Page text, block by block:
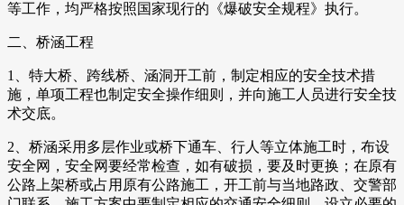
等工作，均严格按照国家现行的《爆破安全规程》执行。
二、桥涵工程
1、特大桥、跨线桥、涵洞开工前，制定相应的安全技术措
施，单项工程也制定安全操作细则，并向施工人员进行安全技
术交底。
2、桥涵采用多层作业或桥下通车、行人等立体施工时，布设
安全网，安全网要经常检查，如有破损，要及时更换；在原有
公路上架桥或占用原有公路施工，开工前与当地路政、交警部